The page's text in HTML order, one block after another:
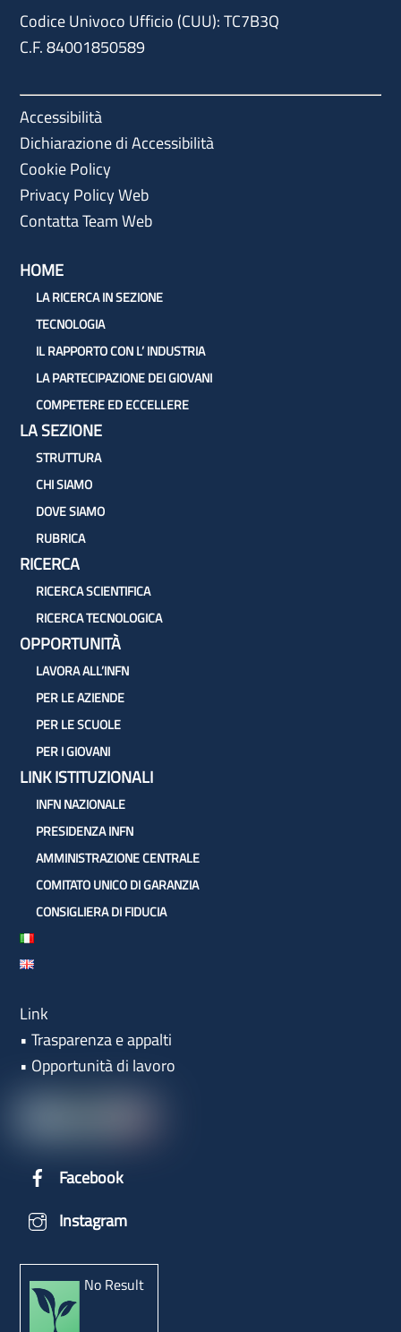
Codice Univoco Ufficio (CUU): TC7B3Q
C.F. 84001850589
Accessibilità
Dichiarazione di Accessibilità
Cookie Policy
Privacy Policy Web
Contatta Team Web
HOME
LA RICERCA IN SEZIONE
TECNOLOGIA
IL RAPPORTO CON L’ INDUSTRIA
LA PARTECIPAZIONE DEI GIOVANI
COMPETERE ED ECCELLERE
LA SEZIONE
STRUTTURA
CHI SIAMO
DOVE SIAMO
RUBRICA
RICERCA
RICERCA SCIENTIFICA
RICERCA TECNOLOGICA
OPPORTUNITÀ
LAVORA ALL’INFN
PER LE AZIENDE
PER LE SCUOLE
PER I GIOVANI
LINK ISTITUZIONALI
INFN NAZIONALE
PRESIDENZA INFN
AMMINISTRAZIONE CENTRALE
COMITATO UNICO DI GARANZIA
CONSIGLIERA DI FIDUCIA
Link
•Trasparenza e appalti
• Opportunità di lavoro
Facebook
Instagram
No Result